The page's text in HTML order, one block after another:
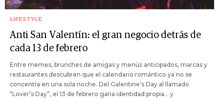
LIFESTYLE
Anti San Valentín: el gran negocio detrás de
cada 13 de febrero
Entre memes, brunches de amigas y menús anticipados, marcas y
restaurantes descubren que el calendario romántico ya no se
concentra en una sola noche. Del Galentine’s Day al llamado
“Lover’s Day”, el 13 de febrero gana identidad propia... y